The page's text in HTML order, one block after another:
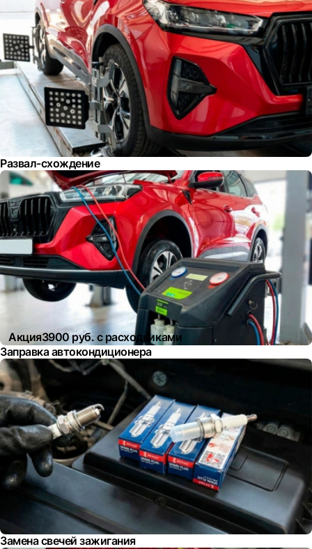
Развал-схождение
Акция3900 руб. с расходниками
Заправка автокондиционера
Замена свечей зажигания